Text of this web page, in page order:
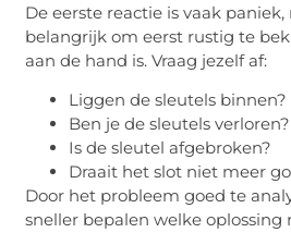
De eerste reactie is vaak
belangrijk om eerst rustig te
aan de hand is. Vraag jezelf af:
Liggen de sleutels binnen?
Ben je de sleutels verloren?
Is de sleutel afgebroken?
Draait het slot niet meer
Door het probleem goed te
sneller bepalen welke oplossing